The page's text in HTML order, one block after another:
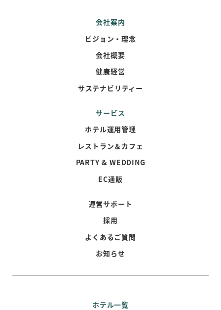
会社案内
ビジョン・理念
会社概要
健康経営
サステナビリティー
サービス
ホテル運用管理
レストラン＆カフェ
PARTY & WEDDING
EC通販
運営サポート
採用
よくあるご質問
お知らせ
ホテル一覧